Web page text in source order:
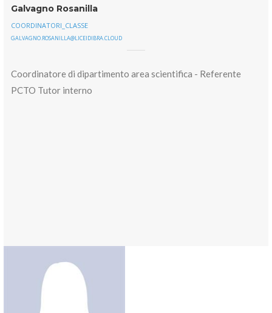
Galvagno Rosanilla
COORDINATORI_CLASSE
GALVAGNO.ROSANILLA@LICEIDIBRA.CLOUD
Coordinatore di dipartimento area scientifica - Referente
PCTO Tutor interno